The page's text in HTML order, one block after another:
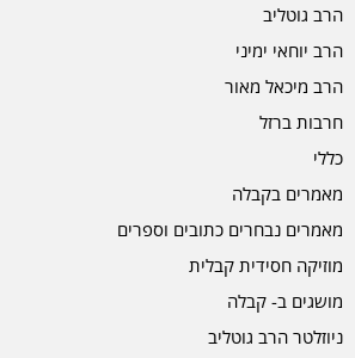
הרב גוטליב
הרב יוחאי ימיני
הרב מיכאל מאור
חרבות ברזל
כללי
מאמרים בקבלה
מאמרים נבחרים כתובים וספרים
מוזיקה חסידית קבלית
מושגים ב- קבלה
ניוזלטר הרב גוטליב